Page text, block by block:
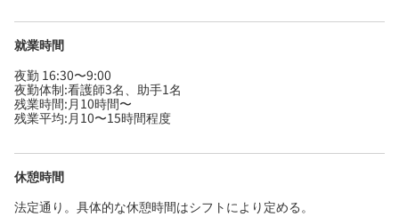
就業時間
夜勤 16:30〜9:00
夜勤体制:看護師3名、助手1名
残業時間:月10時間〜
残業平均:月10〜15時間程度
休憩時間
法定通り。具体的な休憩時間はシフトにより定める。